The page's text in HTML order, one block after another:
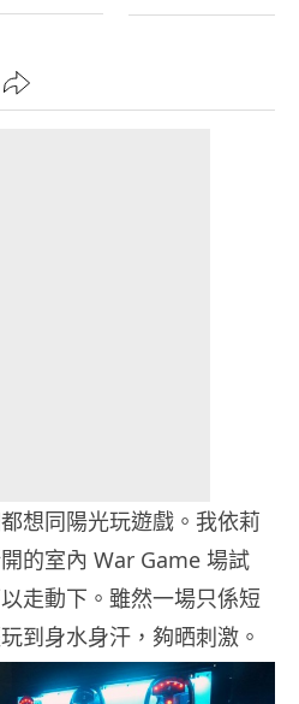
想同陽光玩遊戲。我依莉
的室內 War Game 場試
走動下。雖然一場只係短
到身水身汗，夠晒刺激。